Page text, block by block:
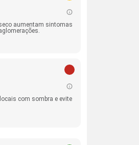
aumentam sintomas
com sombra e evite